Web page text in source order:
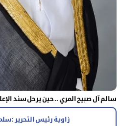
سالم آل صبيح المري .. حين يرحل سند
زاوية رئيس التحرير :